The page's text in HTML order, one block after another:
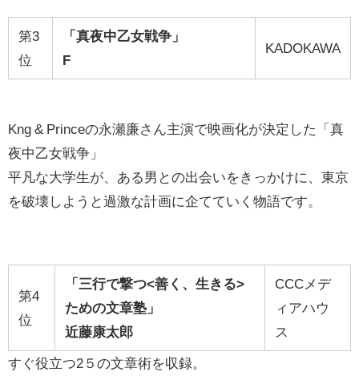
第3
位
「真夜中乙女戦争」
F
KADOKAWA
Kng & Princeの永瀬廉さん主演で映画化が決定した「真
夜中乙女戦争」
平凡な大学生が、ある男との出会いをきっかけに、東京
を破壊しようと過激な計画に企てていく物語です。
第4
位
「三行で撃つ<善く、生きる>
ための文章塾」
近藤康太郎
CCCメデ
ィアハウ
ス
すぐ役立つ2５の文章術を収録。